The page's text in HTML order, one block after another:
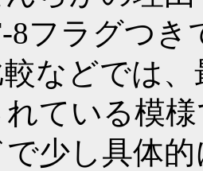
8フラグつ
などでは
ている模
少し具体